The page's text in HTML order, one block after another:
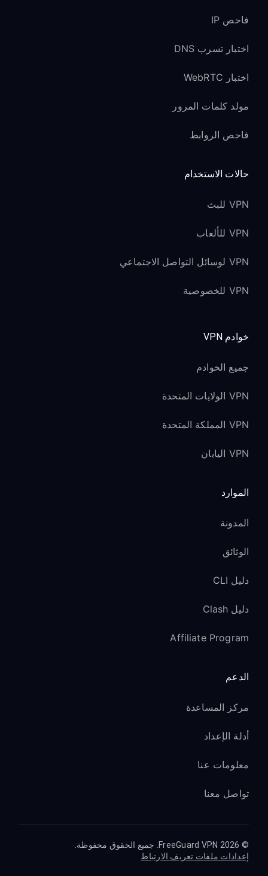
فاحص IP
اختبار تسرب DNS
اختبار WebRTC
مولد كلمات المرور
فاحص الروابط
حالات الاستخدام
VPN للبث
VPN للألعاب
VPN لوسائل التواصل الاجتماعي
VPN للخصوصية
خوادم VPN
جميع الخوادم
VPN الولايات المتحدة
VPN المملكة المتحدة
VPN اليابان
الموارد
المدونة
الوثائق
دليل CLI
دليل Clash
Affiliate Program
الدعم
مركز المساعدة
أدلة الإعداد
معلومات عنا
تواصل معنا
© 2026 FreeGuard VPN. جميع الحقوق محفوظة.
إعدادات ملفات تعريف الارتباط